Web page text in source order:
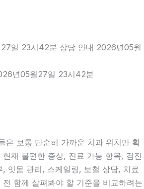
일 23시42분 상담 안내 2026년05월
년05월27일 23시42분
은 보통 단순히 가까운 치과 위치만 확
재 불편한 증상, 진료 가능 항목, 검진
잇몸 관리, 스케일링, 보철 상담, 치료
함께 살펴봐야 할 기준을 비교하려는